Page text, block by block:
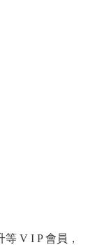
V I P 會員，